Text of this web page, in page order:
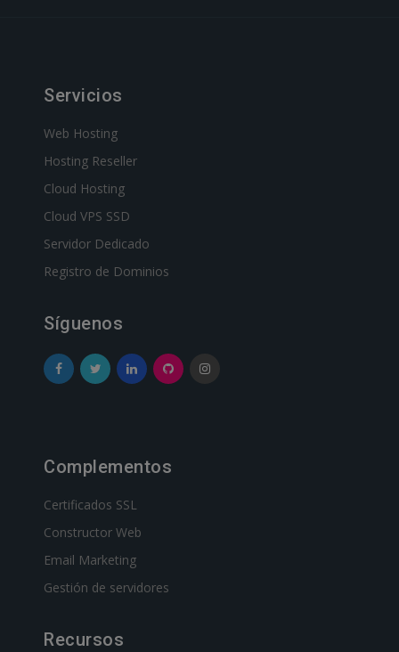
Servicios
Web Hosting
Hosting Reseller
Cloud Hosting
Cloud VPS SSD
Servidor Dedicado
Registro de Dominios
Síguenos
Complementos
Certificados SSL
Constructor Web
Email Marketing
Gestión de servidores
Recursos